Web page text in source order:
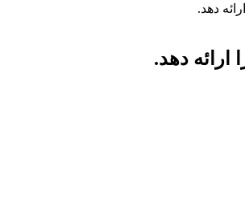
دهد.
ارائه دهد.